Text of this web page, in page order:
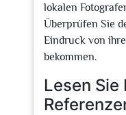
lokalen
Überprüfen Sie
Eindruck von
bekommen.
Lesen